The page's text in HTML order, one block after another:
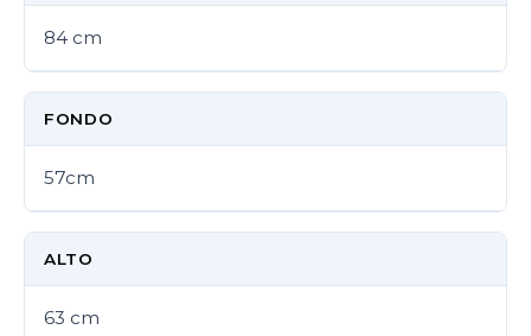
84 cm
FONDO
57cm
ALTO
63 cm